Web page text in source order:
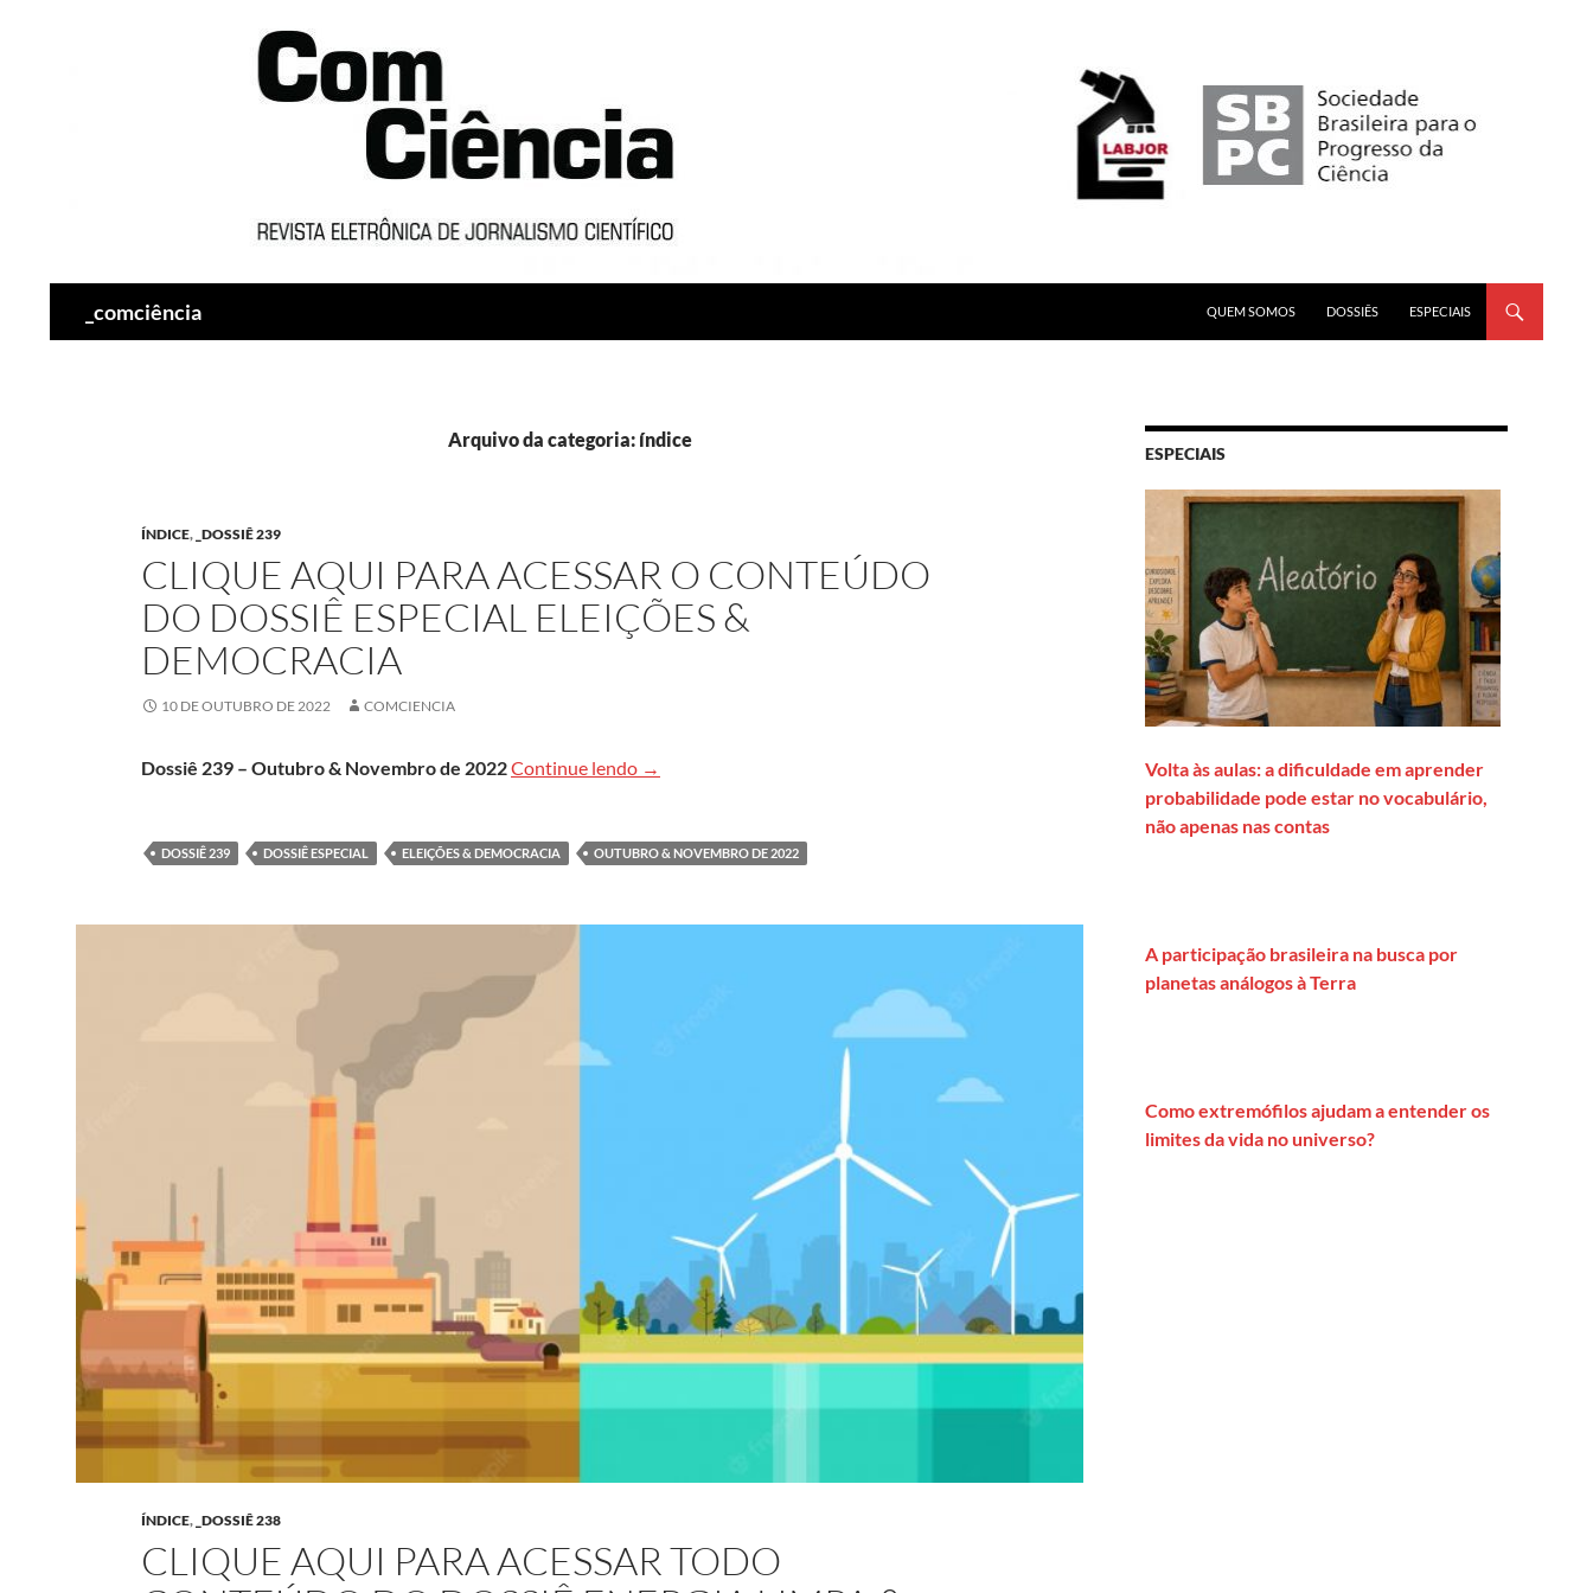
_comciência
QUEM SOMOS
DOSSIÊS ESPECIAIS
Arquivo da categoria: índice
ÍNDICE, _DOSSIÊ 239
CLIQUE AQUI PARA ACESSAR O CONTEÚDO
DO DOSSIÊ ESPECIAL ELEIÇÕES &
DEMOCRACIA
10 DE OUTUBRO DE 2022 COMCIENCIA
Dossiê 239 – Outubro & Novembro de 2022Continue lendo Clique aqui para acessar o conteúdo do dossiê especial Eleições & Democracia
→
DOSSIÊ 239 DOSSIÊ ESPECIAL ELEIÇÕES & DEMOCRACIA OUTUBRO & NOVEMBRO DE 2022
ÍNDICE, _DOSSIÊ 238
CLIQUE AQUI PARA ACESSAR TODO
ESPECIAIS
Volta às aulas: a dificuldade em aprender
probabilidade pode estar no vocabulário,
não apenas nas contas
A participação brasileira na busca por
planetas análogos à Terra
Como extremófilos ajudam a entender os
limites da vida no universo?